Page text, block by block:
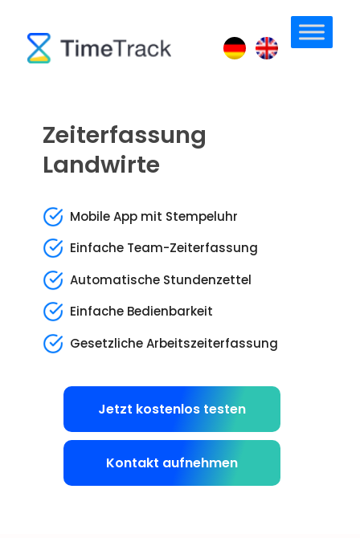
Zeiterfassung
Landwirte
Mobile App mit Stempeluhr
Einfache Team-Zeiterfassung
Automatische Stundenzettel
Einfache Bedienbarkeit
Gesetzliche Arbeitszeiterfassung
Jetzt kostenlos testen
Kontakt aufnehmen